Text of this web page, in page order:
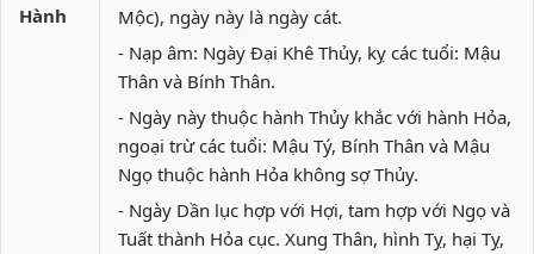
Hành
Mộc), ngày này là ngày cát.
- Nạp âm: Ngày Đại Khê Thủy, kỵ các tuổi: Mậu
Thân và Bính Thân.
- Ngày này thuộc hành Thủy khắc với hành Hỏa,
ngoại trừ các tuổi: Mậu Tý, Bính Thân và Mậu
Ngọ thuộc hành Hỏa không sợ Thủy.
- Ngày Dần lục hợp với Hợi, tam hợp với Ngọ và
Tuất thành Hỏa cục. Xung Thân, hình Tỵ, hại Tỵ,